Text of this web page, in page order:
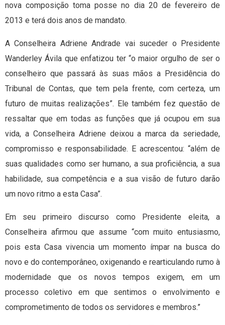
nova composição toma posse no dia 20 de fevereiro de
2013 e terá dois anos de mandato.
A Conselheira Adriene Andrade vai suceder o Presidente
Wanderley Ávila que enfatizou ter “o maior orgulho de ser o
conselheiro que passará às suas mãos a Presidência do
Tribunal de Contas, que tem pela frente, com certeza, um
futuro de muitas realizações”. Ele também fez questão de
ressaltar que em todas as funções que já ocupou em sua
vida, a Conselheira Adriene deixou a marca da seriedade,
compromisso e responsabilidade. E acrescentou: “além de
suas qualidades como ser humano, a sua proficiência, a sua
habilidade, sua competência e a sua visão de futuro darão
um novo ritmo a esta Casa”.
Em seu primeiro discurso como Presidente eleita, a
Conselheira afirmou que assume “com muito entusiasmo,
pois esta Casa vivencia um momento ímpar na busca do
novo e do contemporâneo, oxigenando e rearticulando rumo à
modernidade que os novos tempos exigem, em um
processo coletivo em que sentimos o envolvimento e
comprometimento de todos os servidores e membros.”